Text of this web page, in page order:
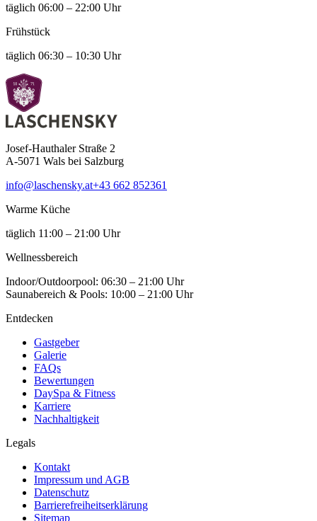
täglich 06:00 – 22:00 Uhr
Frühstück
täglich 06:30 – 10:30 Uhr
Josef-Hauthaler Straße 2
A-5071 Wals bei Salzburg
info@laschensky.at+43 662 852361
Warme Küche
täglich 11:00 – 21:00 Uhr
Wellness­bereich
Indoor/Outdoorpool: 06:30 – 21:00 Uhr
Saunabereich & Pools: 10:00 – 21:00 Uhr
Entdecken
Gastgeber
Galerie
FAQs
Bewertungen
DaySpa & Fitness
Karriere
Nachhaltigkeit
Legals
Kontakt
Impressum und AGB
Datenschutz
Barrierefreiheitserklärung
Sitemap